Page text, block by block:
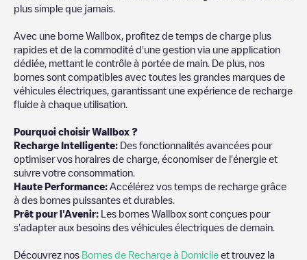
plus simple que jamais.
Avec une borne Wallbox, profitez de temps de charge plus
rapides et de la commodité d'une gestion via une application
dédiée, mettant le contrôle à portée de main. De plus, nos
bornes sont compatibles avec toutes les grandes marques de
véhicules électriques, garantissant une expérience de recharge
fluide à chaque utilisation.
Pourquoi choisir Wallbox ?
Recharge Intelligente: Des fonctionnalités avancées pour
optimiser vos horaires de charge, économiser de l'énergie et
suivre votre consommation.
Haute Performance: Accélérez vos temps de recharge grâce
à des bornes puissantes et durables.
Prêt pour l'Avenir: Les bornes Wallbox sont conçues pour
s'adapter aux besoins des véhicules électriques de demain.
Découvrez nos Bornes de Recharge à Domicile et trouvez la